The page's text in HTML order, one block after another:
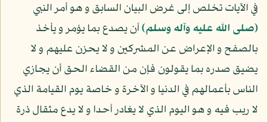
في الآيات تخلص إلى غرض البيان السابق و هو أمر النبي
(صلى الله عليه وآله وسلم)أن يصدع بما يؤمر و يأخذ
بالصفح و الإعراض عن المشركين و لا يحزن عليهم و لا
يضيق صدره بما يقولون فإن من القضاء الحق أن يجازي
الناس بأعمالهم في الدنيا و الآخرة و خاصة يوم القيامة الذي
لا ريب فيه و هو اليوم الذي لا يغادر أحدا و لا يدع مثقال ذرة